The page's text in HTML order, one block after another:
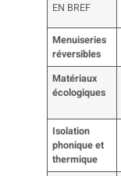
EN BREF
Menuiseries
réversibles
Matériaux
écologiques
Isolation
phonique et
thermique